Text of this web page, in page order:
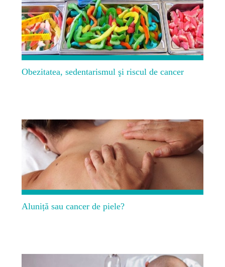
Obezitatea, sedentarismul şi riscul de cancer
Aluniță sau cancer de piele?